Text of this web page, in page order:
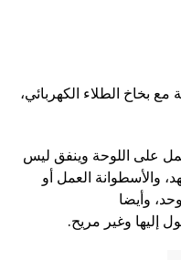
مع بخاخ الطلاء الكهربائي،
على اللوحة وينفق ليس
والأسطوانة العمل أو
وأيضا